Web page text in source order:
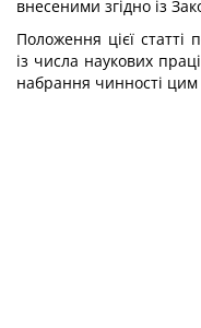
внесеними згідно із
Положення цієї
із числа наукових
набрання чинності